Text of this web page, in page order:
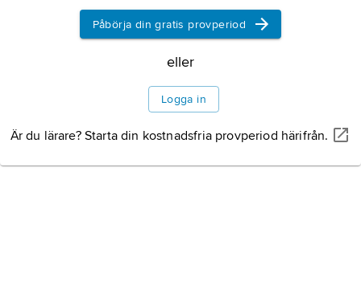
Påbörja din gratis provperiod
eller
Logga in
Är du lärare? Starta din kostnadsfria provperiod härifrån.